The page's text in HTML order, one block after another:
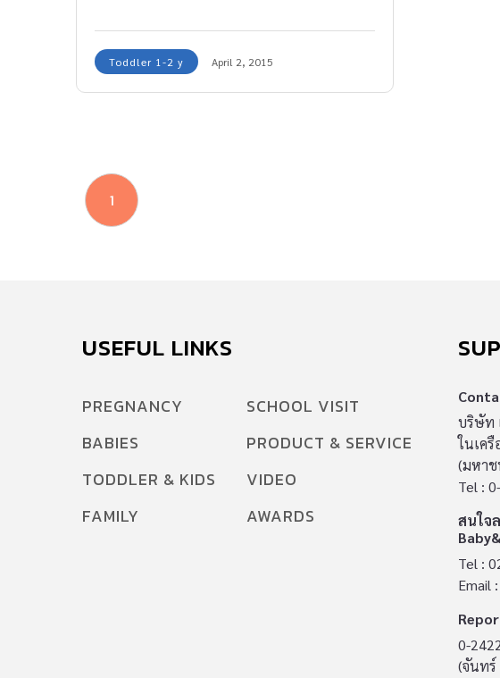
Toddler 1-2 y April 2, 2015
1
USEFUL LINKS
PREGNANCY
BABIES
TODDLER & KIDS
FAMILY
SCHOOL VISIT
PRODUCT & SERVICE
VIDEO
AWARDS
บริษัท
ในเค
(มหา
Tel :
สนใจ
Tel :
Email :
0-
(จันทร์